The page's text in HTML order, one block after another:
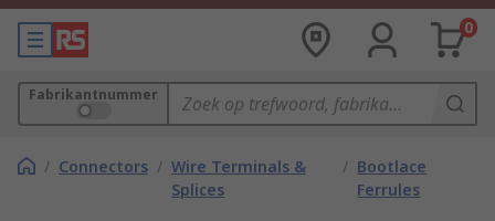
0
Fabrikantnummer
/ Connectors / Wire Terminals &
Splices
/ Bootlace
Ferrules